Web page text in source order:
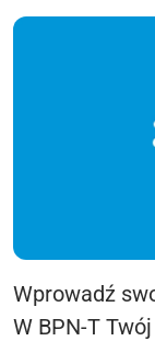
Wprowadź
W BPN-T